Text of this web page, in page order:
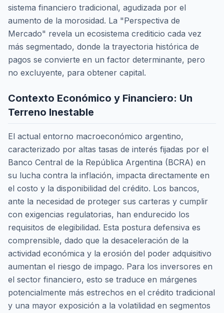
sistema financiero tradicional, agudizada por el
aumento de la morosidad. La "Perspectiva de
Mercado" revela un ecosistema crediticio cada vez
más segmentado, donde la trayectoria histórica de
pagos se convierte en un factor determinante, pero
no excluyente, para obtener capital.
Contexto Económico y Financiero: Un
Terreno Inestable
El actual entorno macroeconómico argentino,
caracterizado por altas tasas de interés fijadas por el
Banco Central de la República Argentina (BCRA) en
su lucha contra la inflación, impacta directamente en
el costo y la disponibilidad del crédito. Los bancos,
ante la necesidad de proteger sus carteras y cumplir
con exigencias regulatorias, han endurecido los
requisitos de elegibilidad. Esta postura defensiva es
comprensible, dado que la desaceleración de la
actividad económica y la erosión del poder adquisitivo
aumentan el riesgo de impago. Para los inversores en
el sector financiero, esto se traduce en márgenes
potencialmente más estrechos en el crédito tradicional
y una mayor exposición a la volatilidad en segmentos